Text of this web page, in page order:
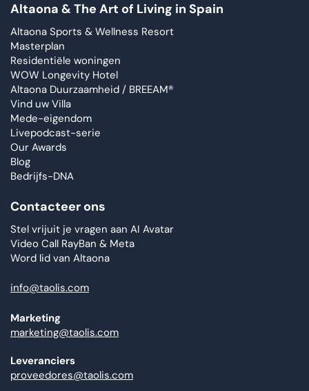
Altaona & The Art of Living in Spain
Altaona Sports & Wellness Resort
Masterplan
Residentiële woningen
WOW Longevity Hotel
Altaona Duurzaamheid / BREEAM®
Vind uw Villa
Mede-eigendom
Livepodcast-serie
Our Awards
Blog
Bedrijfs-DNA
Contacteer ons
Stel vrijuit je vragen aan AI Avatar
Video Call RayBan & Meta
Word lid van Altaona
info@taolis.com
Marketing
marketing@taolis.com
Leveranciers
proveedores@taolis.com